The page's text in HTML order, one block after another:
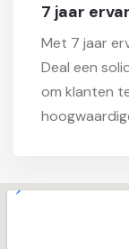
7 jaar
Met 7 jaar
Deal een
om klanten